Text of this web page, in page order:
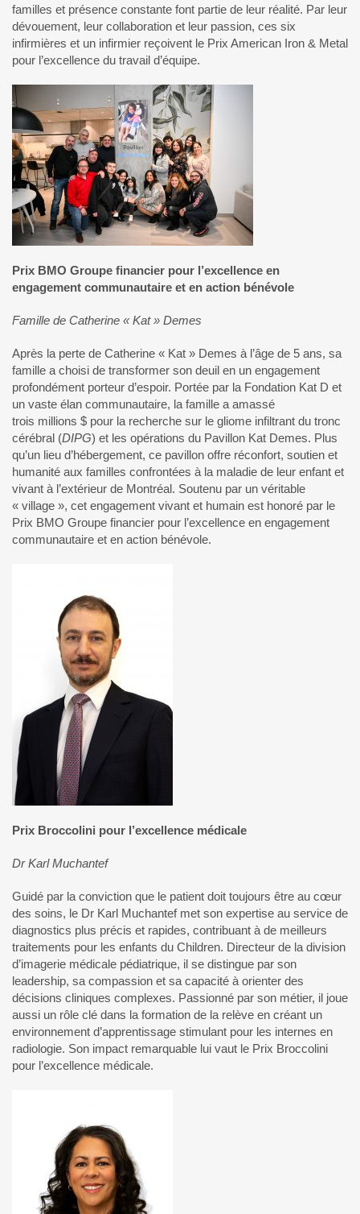
familles et présence constante font partie de leur réalité. Par leur
dévouement, leur collaboration et leur passion, ces six
infirmières et un infirmier reçoivent le Prix American Iron & Metal
pour l’excellence du travail d’équipe.
Prix BMO Groupe financier pour l’excellence en
engagement communautaire et en action bénévole
Famille de Catherine « Kat » Demes
Après la perte de Catherine « Kat » Demes à l’âge de 5 ans, sa
famille a choisi de transformer son deuil en un engagement
profondément porteur d’espoir. Portée par la Fondation Kat D et
un vaste élan communautaire, la famille a amassé
trois millions $ pour la recherche sur le gliome infiltrant du tronc
cérébral (DIPG) et les opérations du Pavillon Kat Demes. Plus
qu’un lieu d’hébergement, ce pavillon offre réconfort, soutien et
humanité aux familles confrontées à la maladie de leur enfant et
vivant à l’extérieur de Montréal. Soutenu par un véritable
« village », cet engagement vivant et humain est honoré par le
Prix BMO Groupe financier pour l’excellence en engagement
communautaire et en action bénévole.
Prix Broccolini pour l’excellence médicale
Dr Karl Muchantef
Guidé par la conviction que le patient doit toujours être au cœur
des soins, le Dr Karl Muchantef met son expertise au service de
diagnostics plus précis et rapides, contribuant à de meilleurs
traitements pour les enfants du Children. Directeur de la division
d’imagerie médicale pédiatrique, il se distingue par son
leadership, sa compassion et sa capacité à orienter des
décisions cliniques complexes. Passionné par son métier, il joue
aussi un rôle clé dans la formation de la relève en créant un
environnement d’apprentissage stimulant pour les internes en
radiologie. Son impact remarquable lui vaut le Prix Broccolini
pour l’excellence médicale.